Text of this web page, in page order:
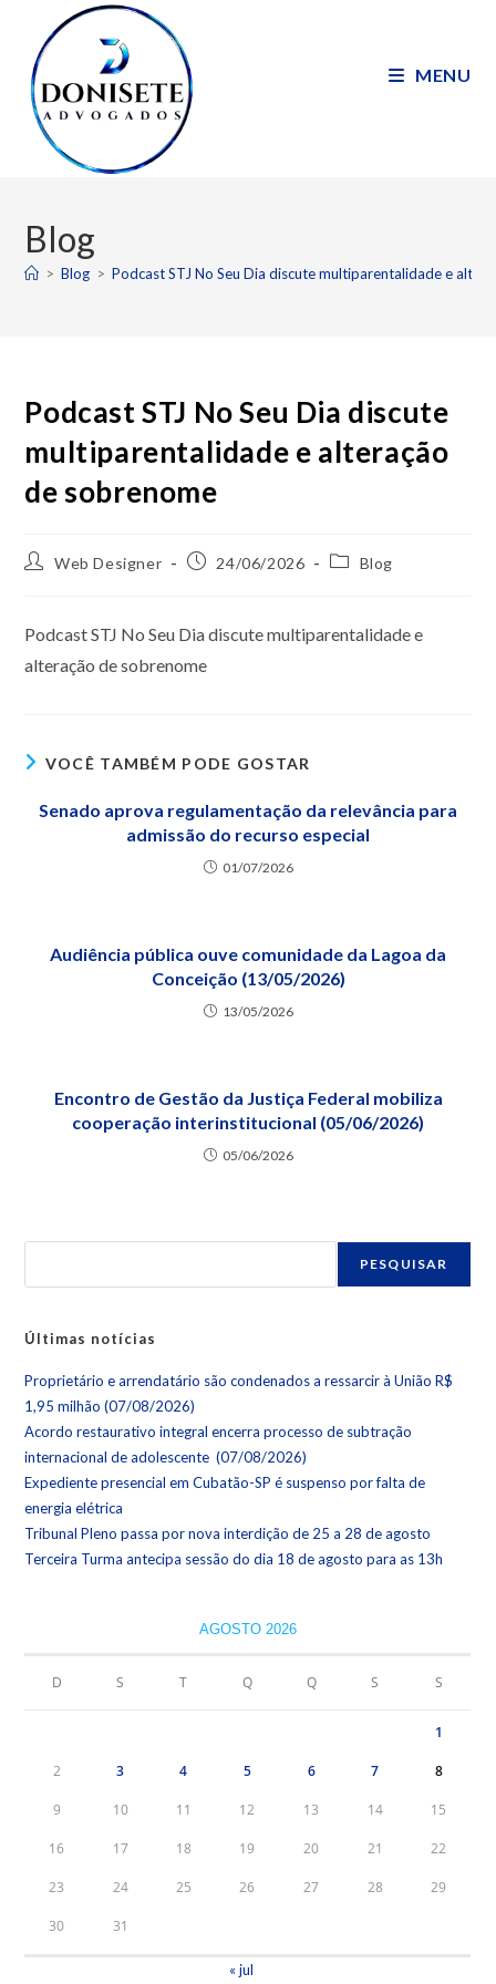
MENU
Blog
> Blog > Podcast STJ No Seu Dia discute multiparentalidade e
Podcast STJ No Seu Dia discute
multiparentalidade e alteração
de sobrenome
Web Designer 24/06/2026 Blog
Podcast STJ No Seu Dia discute multiparentalidade e
alteração de sobrenome
VOCÊ TAMBÉM PODE GOSTAR
Senado aprova regulamentação da relevância para
admissão do recurso especial
01/07/2026
Audiência pública ouve comunidade da Lagoa da
Conceição (13/05/2026)
13/05/2026
Encontro de Gestão da Justiça Federal mobiliza
cooperação interinstitucional (05/06/2026)
05/06/2026
PESQUISAR
Últimas notícias
Proprietário e arrendatário são condenados a ressarcir à União R$
1,95 milhão (07/08/2026)
Acordo restaurativo integral encerra processo de subtração
internacional de adolescente (07/08/2026)
Expediente presencial em Cubatão-SP é suspenso por falta de
energia elétrica
Tribunal Pleno passa por nova interdição de 25 a 28 de agosto
Terceira Turma antecipa sessão do dia 18 de agosto para as 13h
AGOSTO 2026
D S T Q Q S S
1
2 3 4 5 6 7 8
9 10 11 12 13 14 15
16 17 18 19 20 21 22
23 24 25 26 27 28 29
30 31
« jul